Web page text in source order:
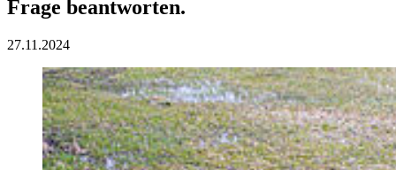
Frage beantworten.
27.11.2024